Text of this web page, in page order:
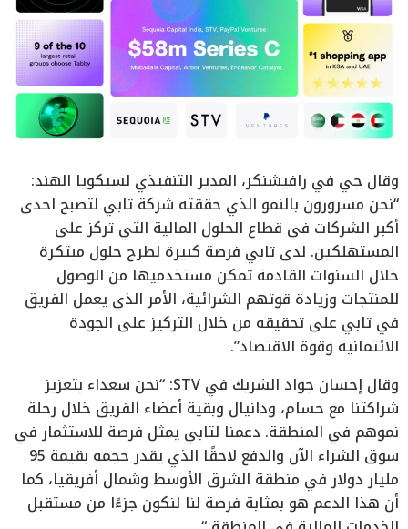
وقال جي في رافيشنكر، المدير التنفيذي لسيكويا الهند:
“نحن مسرورون بالنمو الذي حققته شركة تابي لتصبح احدى
أكبر الشركات في قطاع الحلول المالية التي تركز على
المستهلكين. لدى تابي فرصة كبيرة لطرح حلول مبتكرة
خلال السنوات القادمة تمكن مستخدميها من الوصول
للمنتجات وزيادة قوتهم الشرائية، الأمر الذي يعمل الفريق
في تابي على تحقيقه من خلال التركيز على الجودة
الائتمانية وقوة الاقتصاد”.
وقال إحسان جواد الشريك في STV: “نحن سعداء بتعزيز
شراكتنا مع حسام، ودانيال وبقية أعضاء الفريق خلال رحلة
نموهم في المنطقة. دعمنا لتابي يمثل فرصة للاستثمار في
سوق الشراء الآن والدفع لاحقًا الذي يقدر حجمه بقيمة 95
مليار دولار في منطقة الشرق الأوسط وشمال أفريقيا، كما
أن هذا الدعم هو بمثابة فرصة لنا لنكون جزءًا من مستقبل